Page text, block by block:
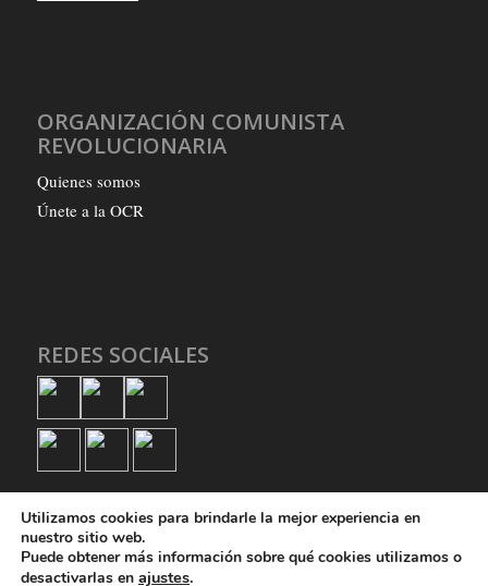
ORGANIZACIÓN COMUNISTA
REVOLUCIONARIA
Quienes somos
Únete a la OCR
REDES SOCIALES
Utilizamos cookies para brindarle la mejor experiencia en
nuestro sitio web.
Puede obtener más información sobre qué cookies utilizamos o
desactivarlas en ajustes.